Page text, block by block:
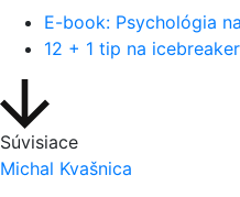
E-book: Psychológia
12 + 1 tip na
Súvisiace
Michal Kvašnica